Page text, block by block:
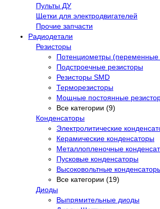
Пульты ДУ
Щетки для электродвигателей
Прочие запчасти
Радиодетали
Резисторы
Потенциометры (переменные
Подстроечные резисторы
Резисторы SMD
Терморезисторы
Мощные постоянные
Все категории (9)
Конденсаторы
Электролитические
Керамические конденсаторы
Металлопленочные
Пусковые конденсаторы
Высоковольтные
Все категории (19)
Диоды
Выпрямительные диоды